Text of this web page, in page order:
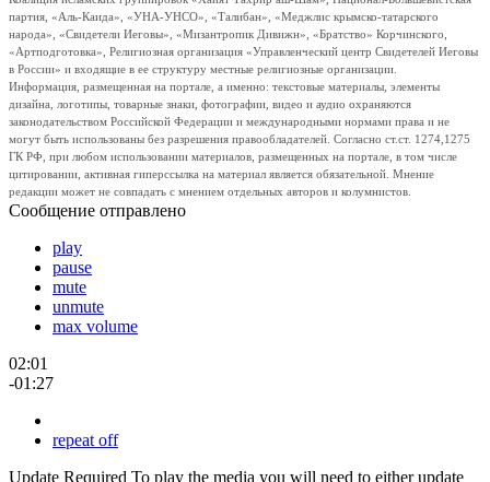
партия, «Аль-Каида», «УНА-УНСО», «Талибан», «Меджлис крымско-татарского
народа», «Свидетели Иеговы», «Мизантропик Дивижн», «Братство» Корчинского,
«Артподготовка», Религиозная организация «Управленческий центр Свидетелей Иеговы
в России» и входящие в ее структуру местные религиозные организации.
Информация, размещенная на портале, а именно: текстовые материалы, элементы
дизайна, логотипы, товарные знаки, фотографии, видео и аудио охраняются
законодательством Российской Федерации и международными нормами права и не
могут быть использованы без разрешения правообладателей. Согласно ст.ст. 1274,1275
ГК РФ, при любом использовании материалов, размещенных на портале, в том числе
цитировании, активная гиперссылка на материал является обязательной. Мнение
редакции может не совпадать с мнением отдельных авторов и колумнистов.
Сообщение отправлено
play
pause
mute
unmute
max volume
02:01
-01:27
repeat off
Update Required To play the media you will need to either update